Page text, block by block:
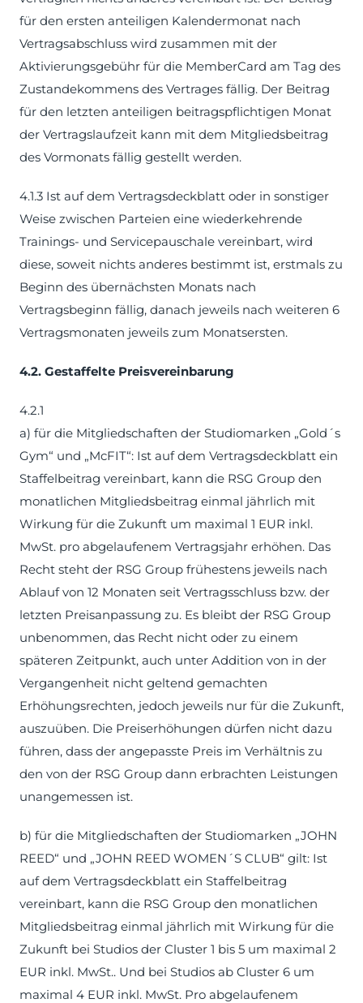
für den ersten anteiligen Kalendermonat nach
Vertragsabschluss wird zusammen mit der
Aktivierungsgebühr für die MemberCard am Tag des
Zustandekommens des Vertrages fällig. Der Beitrag
für den letzten anteiligen beitragspflichtigen Monat
der Vertragslaufzeit kann mit dem Mitgliedsbeitrag
des Vormonats fällig gestellt werden.
4.1.3 Ist auf dem Vertragsdeckblatt oder in sonstiger
Weise zwischen Parteien eine wiederkehrende
Trainings- und Servicepauschale vereinbart, wird
diese, soweit nichts anderes bestimmt ist, erstmals zu
Beginn des übernächsten Monats nach
Vertragsbeginn fällig, danach jeweils nach weiteren 6
Vertragsmonaten jeweils zum Monatsersten.
4.2. Gestaffelte Preisvereinbarung
4.2.1
a) für die Mitgliedschaften der Studiomarken „Gold´s
Gym“ und „McFIT“: Ist auf dem Vertragsdeckblatt ein
Staffelbeitrag vereinbart, kann die RSG Group den
monatlichen Mitgliedsbeitrag einmal jährlich mit
Wirkung für die Zukunft um maximal 1 EUR inkl.
MwSt. pro abgelaufenem Vertragsjahr erhöhen. Das
Recht steht der RSG Group frühestens jeweils nach
Ablauf von 12 Monaten seit Vertragsschluss bzw. der
letzten Preisanpassung zu. Es bleibt der RSG Group
unbenommen, das Recht nicht oder zu einem
späteren Zeitpunkt, auch unter Addition von in der
Vergangenheit nicht geltend gemachten
Erhöhungsrechten, jedoch jeweils nur für die Zukunft,
auszuüben. Die Preiserhöhungen dürfen nicht dazu
führen, dass der angepasste Preis im Verhältnis zu
den von der RSG Group dann erbrachten Leistungen
unangemessen ist.
b) für die Mitgliedschaften der Studiomarken „JOHN
REED“ und „JOHN REED WOMEN´S CLUB“ gilt: Ist
auf dem Vertragsdeckblatt ein Staffelbeitrag
vereinbart, kann die RSG Group den monatlichen
Mitgliedsbeitrag einmal jährlich mit Wirkung für die
Zukunft bei Studios der Cluster 1 bis 5 um maximal 2
EUR inkl. MwSt.. Und bei Studios ab Cluster 6 um
maximal 4 EUR inkl. MwSt. Pro abgelaufenem